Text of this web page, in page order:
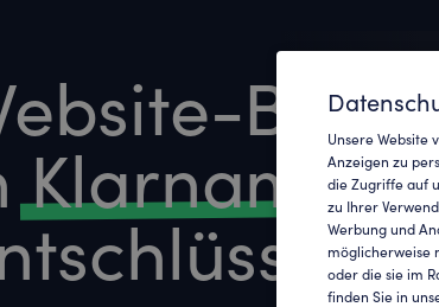
Klarnamen
Unsere Website
Anzeigen zu
die Zugriffe auf
zu Ihrer
Werbung und
möglicherweise
oder die sie im
finden Sie in